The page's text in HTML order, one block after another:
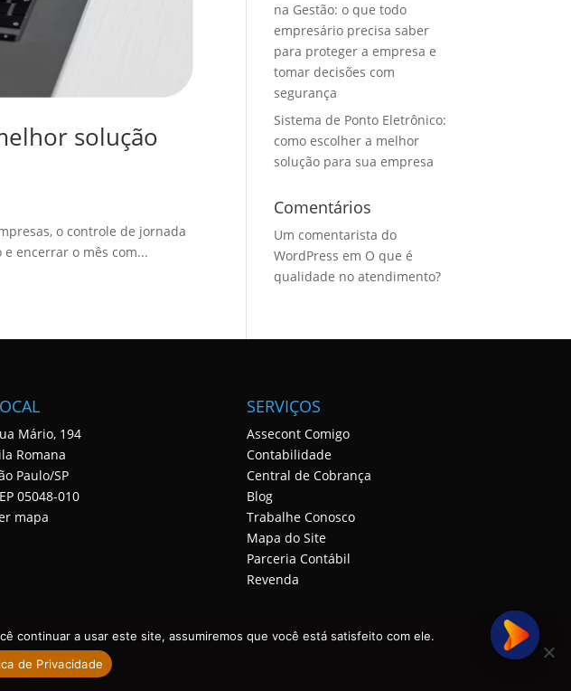
solução
o controle de jornada
encerrar o mês com...
na Gestão: o que todo
empresário precisa saber
para proteger a empresa e
tomar decisões com
segurança
Sistema de Ponto Eletrônico:
como escolher a melhor
solução para sua empresa
Comentários
Um comentarista do
WordPress em O que é
qualidade no atendimento?
Mário, 194
Romana
Paulo/SP
05048-010
mapa
SERVIÇOS
Assecont Comigo
Contabilidade
Central de Cobrança
Blog
Trabalhe Conosco
Mapa do Site
Parceria Contábil
Revenda
continuar a usar este site, assumiremos que você está satisfeito com ele.
de Privacidade